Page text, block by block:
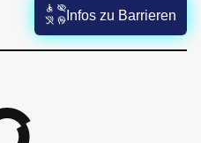
Infos zu Barrieren